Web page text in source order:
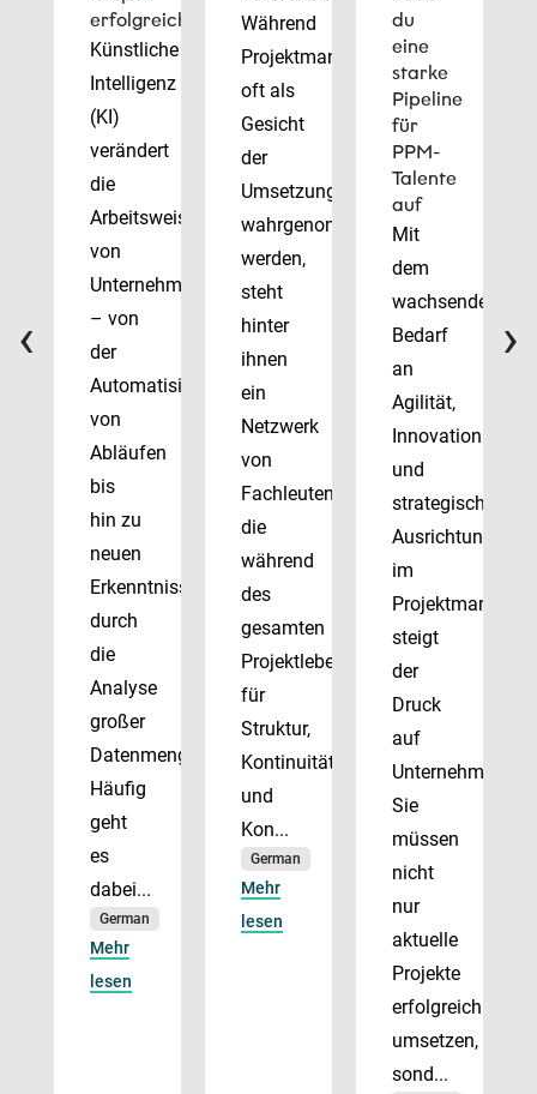
erfolgreich
Künstliche
Intelligenz
(KI)
verändert
die
Arbeitsweise
von
Unternehmen
– von
der
Automatisierung
von
Abläufen
bis
hin zu
neuen
Erkenntnissen
durch
die
Analyse
großer
Datenmengen.
Häufig
geht
es
dabei...
German
Mehr
lesen
Während
Projektmanager
oft als
Gesicht
der
Umsetzung
wahrgenommen
werden,
steht
hinter
ihnen
ein
Netzwerk
von
Fachleuten,
die
während
des
gesamten
Projektlebenszyklus
für
Struktur,
Kontinuität
und
Kon...
German
Mehr
lesen
du
eine
starke
Pipeline
für
PPM-
Talente
auf
Mit
dem
wachsenden
Bedarf
an
Agilität,
Innovation
und
strategischer
Ausrichtung
im
steigt
der
Druck
auf
Unternehmen.
Sie
müssen
nicht
nur
aktuelle
Projekte
erfolgreich
umsetzen,
sond...
‹ ›